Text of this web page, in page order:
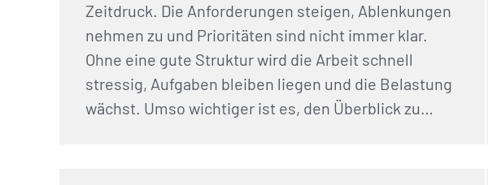
Zeitdruck. Die Anforderungen steigen, Ablenkungen
nehmen zu und Prioritäten sind nicht immer klar.
Ohne eine gute Struktur wird die Arbeit schnell
stressig, Aufgaben bleiben liegen und die Belastung
wächst. Umso wichtiger ist es, den Überblick zu…